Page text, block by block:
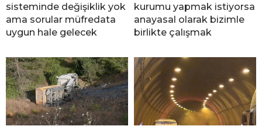
sisteminde değişiklik yok
ama sorular müfredata
uygun hale gelecek
kurumu yapmak istiyorsa
anayasal olarak bizimle
birlikte çalışmak